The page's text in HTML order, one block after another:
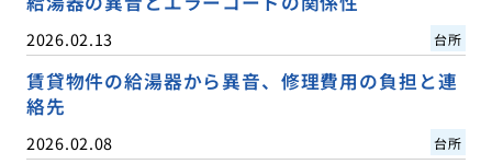
2026.02.13 台所
賃貸物件の給湯器から異音、修理費用の負担と連
絡先
2026.02.08 台所